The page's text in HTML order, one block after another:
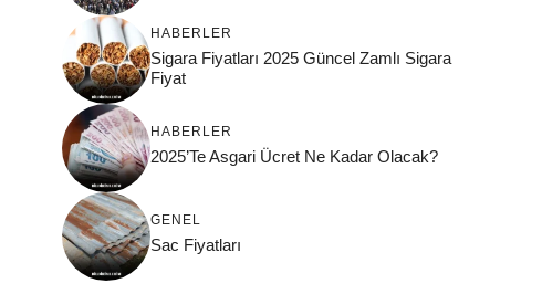
HABERLER
Sigara Fiyatları 2025 Güncel Zamlı Sigara
Fiyat
HABERLER
2025’Te Asgari Ücret Ne Kadar Olacak?
GENEL
Sac Fiyatları